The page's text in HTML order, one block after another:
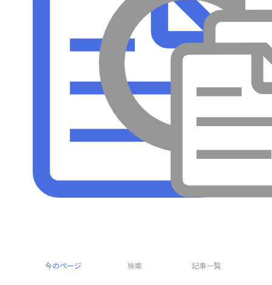
今のページ 検索 記事一覧